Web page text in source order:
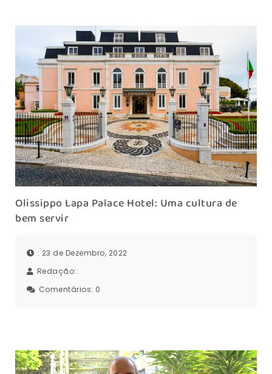
Olissippo Lapa Palace Hotel: Uma cultura de
bem servir
: 23 de Dezembro, 2022
Redação::
Comentários: 0